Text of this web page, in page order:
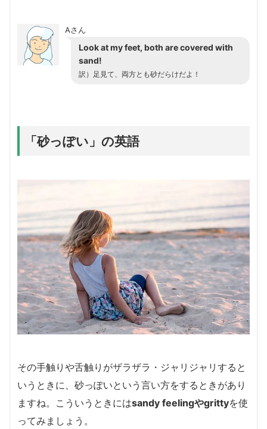
Aさん
Look at my feet, both are covered with
sand!
訳）足見て、両方とも砂だらけだよ！
「砂っぽい」の英語
その手触りや舌触りがザラザラ・ジャリジャリすると
いうときに、砂っぽいという言い方をするときがあり
ますね。こういうときにはsandy feelingやgrittyを使
ってみましょう。